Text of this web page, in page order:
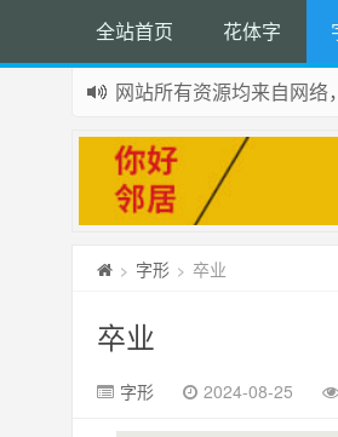
全站首页 花体字
网站所有资源均来自网络
> 字形 > 卒业
卒业
字形 2024-08-25